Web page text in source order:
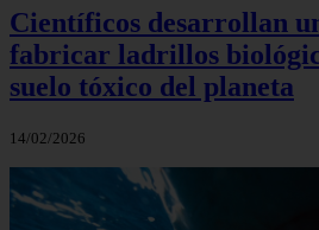
Científicos desarrollan
fabricar ladrillos
suelo tóxico del planeta
14/02/2026